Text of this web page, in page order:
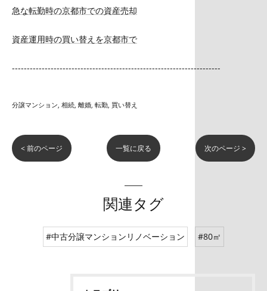
急な転勤時の京都市での資産売却
資産運用時の買い替えを京都市で
----------------------------------------------------------------------
分譲マンション 相続 離婚 転勤 買い替え
< 前のページ 一覧に戻る 次のページ >
関連タグ
#中古分譲マンションリノベーション #80㎡